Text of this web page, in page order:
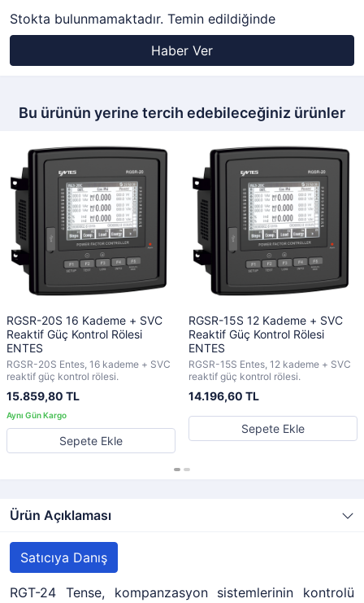
Stokta bulunmamaktadır. Temin edildiğinde
Haber Ver
Bu ürünün yerine tercih edebileceğiniz ürünler
RGSR-20S 16 Kademe + SVC
Reaktif Güç Kontrol Rölesi
ENTES
RGSR-20S Entes, 16 kademe + SVC
reaktif güç kontrol rölesi.
15.859,80 TL
Sepete Ekle
RGSR-15S 12 Kademe + SVC
Reaktif Güç Kontrol Rölesi
ENTES
RGSR-15S Entes, 12 kademe + SVC
reaktif güç kontrol rölesi.
14.196,60 TL
Sepete Ekle
Ürün Açıklaması
Satıcıya Danış
RGT-24 Tense, kompanzasyon sistemlerinin kontrolü